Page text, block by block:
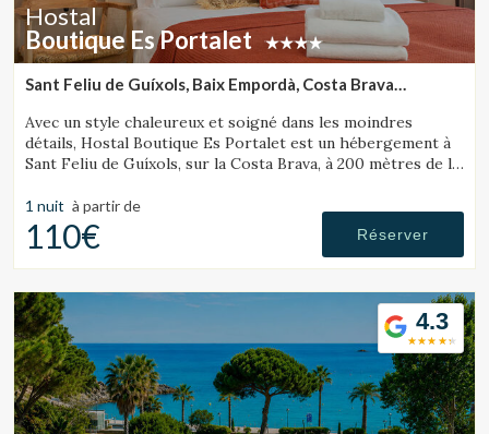
Hostal
Boutique Es Portalet
Sant Feliu de Guíxols, Baix Empordà, Costa Brava
Avec un style chaleureux et soigné dans les moindres
détails, Hostal Boutique Es Portalet est un hébergement à
Sant Feliu de Guíxols, sur la Costa Brava, à 200 mètres de la
1 nuit à partir de
110€ Réserver
4.3
Modifier les cookies